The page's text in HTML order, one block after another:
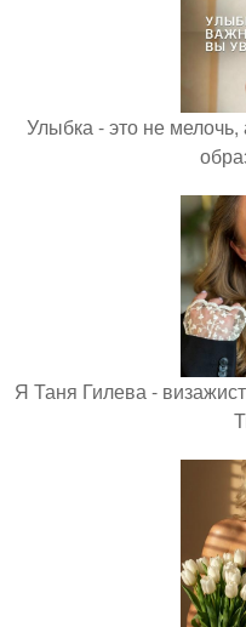
Улыбка - это не мелочь,
Я Таня Гилева -